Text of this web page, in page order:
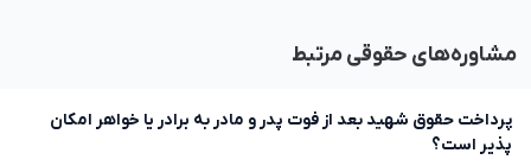
مشاوره‌های حقوقی مرتبط
پرداخت حقوق شهید بعد از فوت پدر و مادر به برادر یا خواهر امکان
پذیر است؟